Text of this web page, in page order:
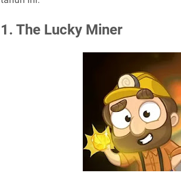
1. The Lucky Miner